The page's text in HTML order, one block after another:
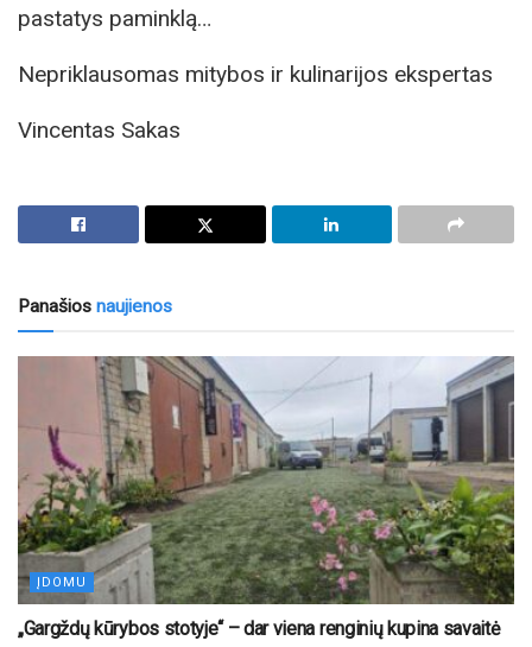
pastatys paminklą…
Nepriklausomas mitybos ir kulinarijos ekspertas
Vincentas Sakas
Panašios naujienos
ĮDOMU
„Gargždų kūrybos stotyje“ – dar viena renginių kupina savaitė